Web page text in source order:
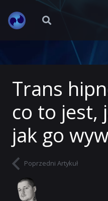
Trans
co to jest,
jak go
Poprzedni Artykuł